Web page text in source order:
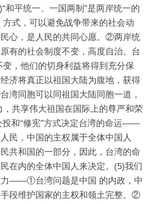
和平统一、一国两制”是两岸统一的
式，可以避免战争带来的社会动
心，是人民的共同心愿。②两岸统
有的社会制度不变，高度自治。台
，他们的切身利益将得到充分保
济将真正以祖国大陆为腹地，获得
湾同胞可以同祖国大陆同胞一道，
共享伟大祖国在国际上的尊严和荣
投和“修宪”方式决定台湾的命运——
民，中国的主权属于全体中国人
共和国的一部分，因此，台湾的命
在内的全体中国人来决定。(5)我们
力——①台湾问题是中国 的内政，中
段维护国家的主权和领土完整。②